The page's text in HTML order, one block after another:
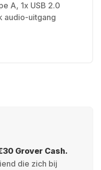
A, 1x USB 2.0
audio-uitgang
Grover Cash.
die zich bij